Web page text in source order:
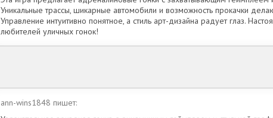
Уникальные трассы, шикарные автомобили и возможность прокачки
Управление интуитивно понятное, а стиль арт-дизайна радует глаз.
любителей уличных гонок!
ann-wins1848 пишет: